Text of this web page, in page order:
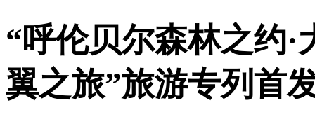
“呼伦贝尔森林之约·
翼之旅”旅游专列首